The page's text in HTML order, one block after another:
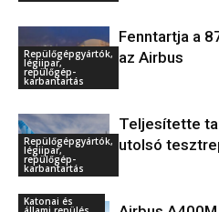
Repülőgépgyártók,
légiipar,
repülőgép-
karbantartás
Fenntartja a
az Airbus
Repülőgépgyártók,
légiipar,
repülőgép-
karbantartás
Teljesítette
utolsó
Katonai és